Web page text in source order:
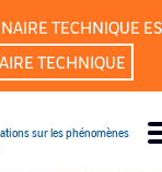
TECHNIQUE
TECHNIQUE
sur les phénomènes